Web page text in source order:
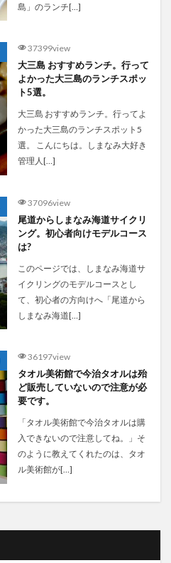
島」のランチ[…]
37399view
大三島 おすすめランチ。行って
よかった大三島のランチスポッ
ト5選。
大三島 おすすめランチ。行ってよ
かった大三島のランチスポット5
選。 こんにちは。しまなみ大好き
管理人[…]
37096view
尾道からしまなみ海道サイクリ
ング。初心者向けモデルコース
は?
このページでは、しまなみ海道サ
イクリングのモデルコースとし
て、初心者の方向けへ「尾道から
しまなみ海道[…]
36197view
タオル美術館で今治タオルは殆
ど販売していないので注意が必
要です。
「タオル美術館で今治タオルは購
入できないので注意してね。」そ
のように教えてくれたのは、タオ
ル美術館が[…]